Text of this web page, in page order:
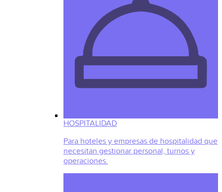
HOSPITALIDAD
Para hoteles y empresas de hospitalidad que
necesitan gestionar personal, turnos y
operaciones.